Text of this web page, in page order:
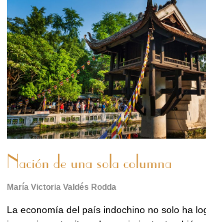
Nación de una sola columna
María Victoria Valdés Rodda
La economía del país indochino no solo ha